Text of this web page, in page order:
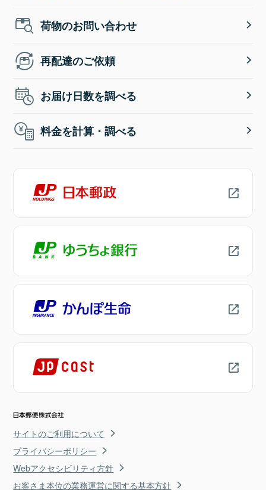
荷物のお問い合わせ
再配達のご依頼
お届け日数を調べる
料金を計算・調べる
サイトのご利用について
プライバシーポリシー
Webアクセシビリティ方針
お客さま本位の業務運営に関する基本方針